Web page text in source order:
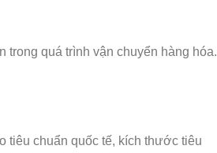
trong quá trình vận chuyển hàng hóa.
tiêu chuẩn quốc tế, kích thước tiêu